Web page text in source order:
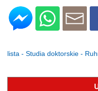
lista - Studia doktorskie -